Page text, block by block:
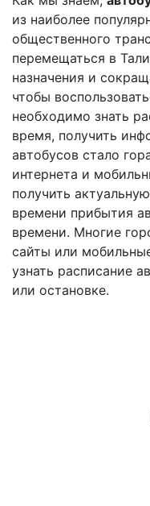
из наиболее
общественного
перемещаться в
назначения и
чтобы
необходимо знать
время, получить
автобусов стало
интернета и
получить
времени прибытия
времени. Многие
сайты или
узнать расписание
или остановке.